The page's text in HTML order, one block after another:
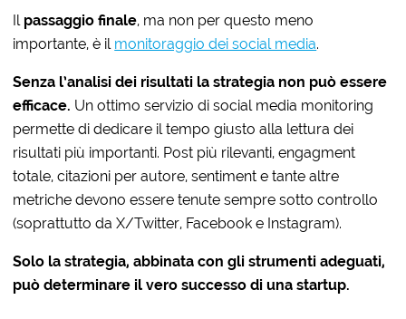
Il passaggio finale, ma non per questo meno
importante, è il monitoraggio dei social media.
Senza l’analisi dei risultati la strategia non può essere
efficace. Un ottimo servizio di social media monitoring
permette di dedicare il tempo giusto alla lettura dei
risultati più importanti. Post più rilevanti, engagment
totale, citazioni per autore, sentiment e tante altre
metriche devono essere tenute sempre sotto controllo
(soprattutto da X/Twitter, Facebook e Instagram).
Solo la strategia, abbinata con gli strumenti adeguati,
può determinare il vero successo di una startup.